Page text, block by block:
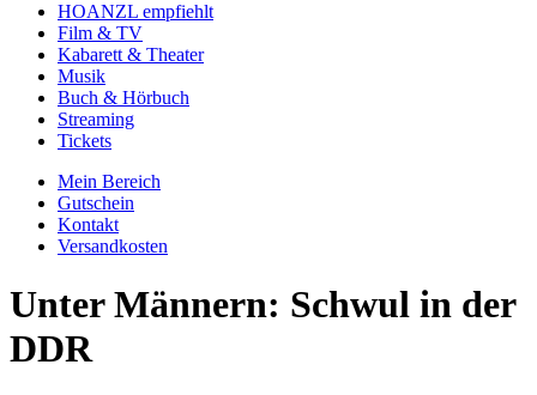
HOANZL empfiehlt
Film & TV
Kabarett & Theater
Musik
Buch & Hörbuch
Streaming
Tickets
Mein Bereich
Gutschein
Kontakt
Versandkosten
Unter Männern: Schwul in der
DDR